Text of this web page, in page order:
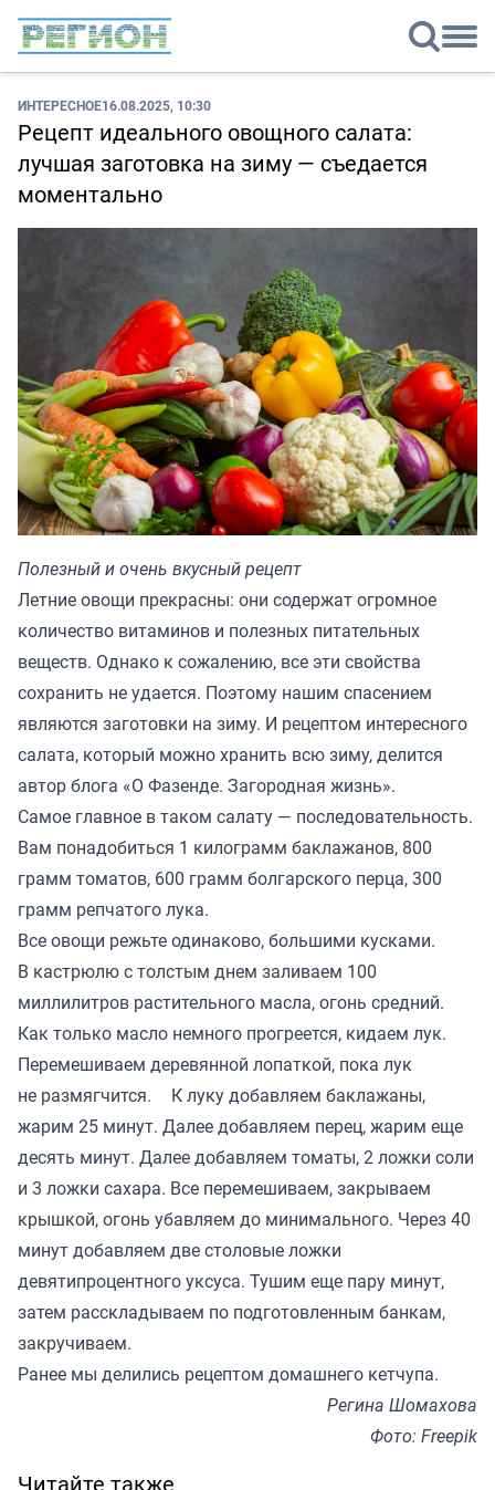
ИНТЕРЕСНОЕ16.08.2025, 10:30
Рецепт идеального овощного салата:
лучшая заготовка на зиму — съедается
моментально
Полезный и очень вкусный рецепт
Летние овощи прекрасны: они содержат огромное
количество витаминов и полезных питательных
веществ. Однако к сожалению, все эти свойства
сохранить не удается. Поэтому нашим спасением
являются заготовки на зиму. И рецептом интересного
салата, который можно хранить всю зиму, делится
автор блога «О Фазенде. Загородная жизнь».
Самое главное в таком салату — последовательность.
Вам понадобиться 1 килограмм баклажанов, 800
грамм томатов, 600 грамм болгарского перца, 300
грамм репчатого лука.
Все овощи режьте одинаково, большими кусками.
В кастрюлю с толстым днем заливаем 100
миллилитров растительного масла, огонь средний.
Как только масло немного прогреется, кидаем лук.
Перемешиваем деревянной лопаткой, пока лук
не размягчится. К луку добавляем баклажаны,
жарим 25 минут. Далее добавляем перец, жарим еще
десять минут. Далее добавляем томаты, 2 ложки соли
и 3 ложки сахара. Все перемешиваем, закрываем
крышкой, огонь убавляем до минимального. Через 40
минут добавляем две столовые ложки
девятипроцентного уксуса. Тушим еще пару минут,
затем расскладываем по подготовленным банкам,
закручиваем.
Ранее мы делились рецептом домашнего кетчупа.
Регина Шомахова
Фото: Freepik
Читайте также